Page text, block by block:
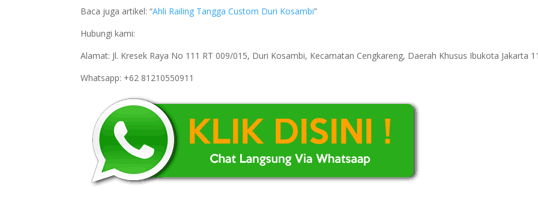
Baca juga artikel: “Ahli Railing Tangga Custom Duri Kosambi”
Hubungi kami:
Alamat: Jl. Kresek Raya No 111 RT 009/015, Duri Kosambi, Kecamatan Cengkareng, Daerah Khusus Ibukota Jakarta
Whatsapp: +62 81210550911